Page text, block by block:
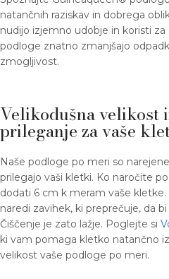
natančnih raziskav in dobrega
nudijo izjemno udobje in koristi
podloge znatno zmanjšajo
zmogljivost.
Velikodušna velikost
prileganje za vaše
Naše podloge po meri so
prilegajo vaši kletki. Ko naročite
dodati 6 cm k meram vaše
naredi zavihek, ki preprečuje, da
Čiščenje je zato lažje. Poglejte si
ki vam pomaga kletko natančno
velikost vaše podloge po meri.